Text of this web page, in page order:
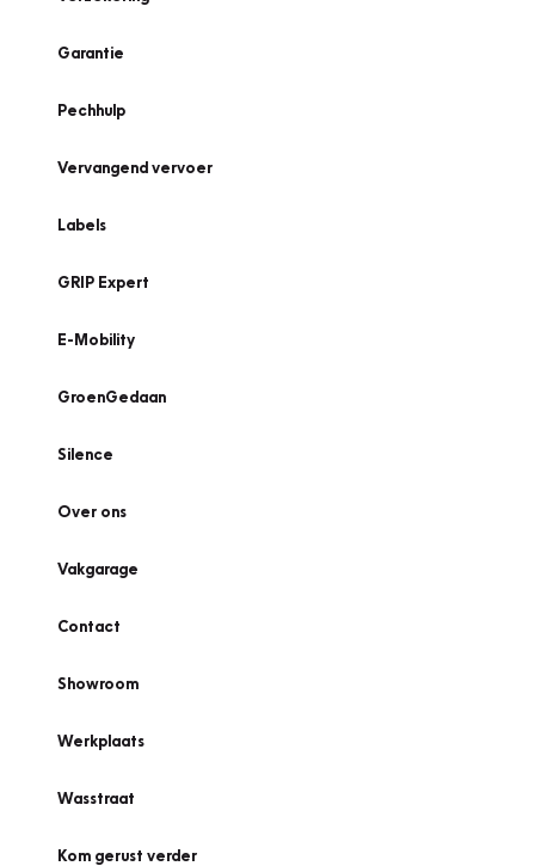
Garantie
Pechhulp
Vervangend vervoer
Labels
GRIP Expert
E-Mobility
GroenGedaan
Silence
Over ons
Vakgarage
Contact
Showroom
Werkplaats
Wasstraat
Kom gerust verder